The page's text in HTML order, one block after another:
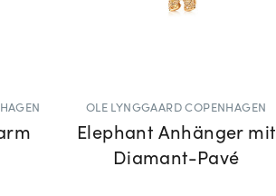
OLE LYNGGAARD COPENHAGEN
Elephant Anhänger mit
Diamant-Pavé